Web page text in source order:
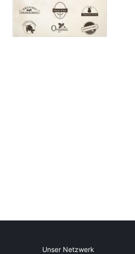
Unser Netzwerk